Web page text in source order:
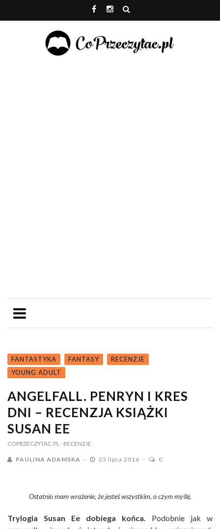
FANTASTYKA FANTASY
RECENZJE
YOUNG ADULT
ANGELFALL. PENRYN I KRES
DNI – RECENZJA KSIĄŻKI
SUSAN EE
COPRZECZYTAC.PL - RECENZJE
PAULINA ADAMSKA 23 lipca 2016 0
Ostatnio mam wrażenie, że jesteś wszystkim, o czym myślę.
Trylogia Susan Ee dobiega końca. Podobnie jak w